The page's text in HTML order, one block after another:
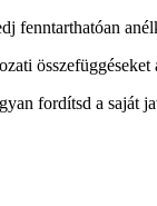
fenntarthatóan
fordítsd a saját